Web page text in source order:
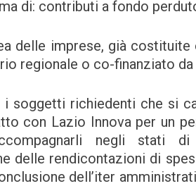
di: contributi a fondo
delle imprese, già
regionale o co-finanziato
soggetti richiedenti che si
con Lazio Innova per un
negli stati di
delle rendicontazioni di
dell’iter